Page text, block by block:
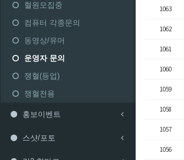
혈원모집중
컴퓨터 각종문의
동영상/유머
운영자 문의
쟁혈(등업)
쟁혈전용
홍보이벤트
스샷/포토
1063
1062
1061
1060
1059
1058
1057
1056